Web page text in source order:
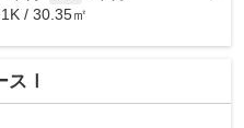
/ 30.35㎡
スⅠ